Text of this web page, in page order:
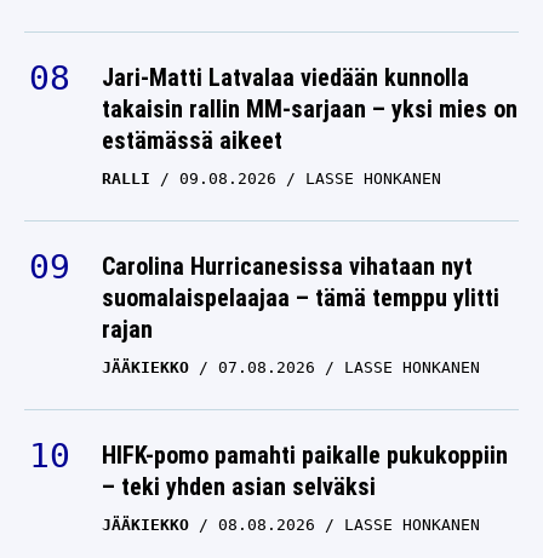
Jari-Matti Latvalaa viedään kunnolla
takaisin rallin MM-sarjaan – yksi mies on
estämässä aikeet
RALLI 09.08.2026 LASSE HONKANEN
Carolina Hurricanesissa vihataan nyt
suomalaispelaajaa – tämä temppu ylitti
rajan
JÄÄKIEKKO 07.08.2026 LASSE HONKANEN
HIFK-pomo pamahti paikalle pukukoppiin
– teki yhden asian selväksi
JÄÄKIEKKO 08.08.2026 LASSE HONKANEN